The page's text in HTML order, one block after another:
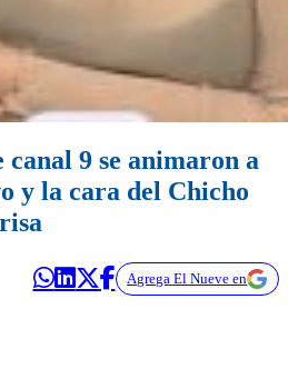
canal 9 se animaron a
y la cara del Chicho
Agrega El Nueve en